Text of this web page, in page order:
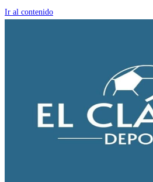
Ir al contenido